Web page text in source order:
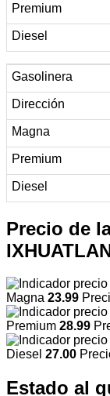
Precio de
Magna 23.99
Premium 28.99
Diesel 27.00
Estado al